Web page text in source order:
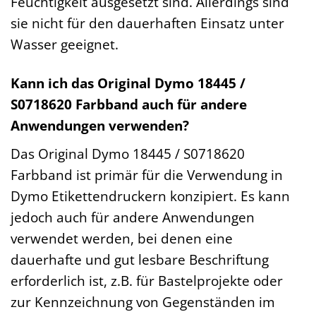
sie nicht für den dauerhaften Einsatz unter
Wasser geeignet.
Kann ich das Original Dymo 18445 /
S0718620 Farbband auch für andere
Anwendungen verwenden?
Das Original Dymo 18445 / S0718620
Farbband ist primär für die Verwendung in
Dymo Etikettendruckern konzipiert. Es kann
jedoch auch für andere Anwendungen
verwendet werden, bei denen eine
dauerhafte und gut lesbare Beschriftung
erforderlich ist, z.B. für Bastelprojekte oder
zur Kennzeichnung von Gegenständen im